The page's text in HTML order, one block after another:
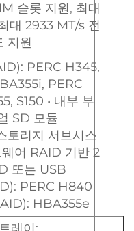
슬롯 지원, 최대
대 2933 MT/s 전
지원
PERC H345,
PERC
S150 • 내부 부
SD 모듈
토리지 서브시스
어 RAID 기반 2
또는 USB
PERC H840
HBA355e